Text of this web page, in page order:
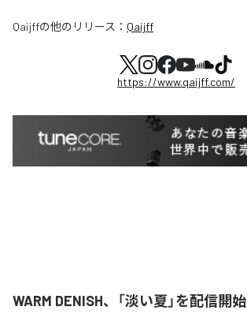
Qaijffの他のリリース： Qaijff
https://www.qaijff.com/
WARM DENISH、「淡い夏」を配信開始